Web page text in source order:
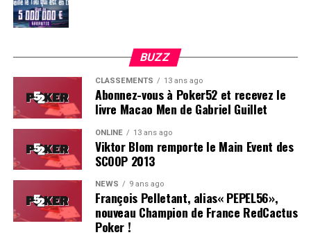
Soleau à gauche, sorti par Logghe au centre
BUZZ
CLASSEMENTS 13 ans ago
Abonnez-vous à Poker52 et recevez le
livre Macao Men de Gabriel Guillet
ONLINE 13 ans ago
Viktor Blom remporte le Main Event des
SCOOP 2013
NEWS 9 ans ago
François Pelletant, alias« PEPEL56»,
nouveau Champion de France RedCactus
Poker !